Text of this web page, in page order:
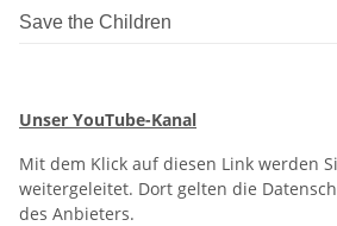
Save the Children
Unser YouTube-Kanal
Mit dem Klick auf diesen Link werden
weitergeleitet. Dort gelten die
des Anbieters.